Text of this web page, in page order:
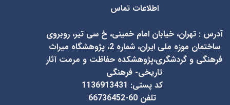
اطلاعات تماس
آدرس : تهران، خیابان امام خمینی، خ سی تیر، روبروی
ساختمان موزه ملی ایران، شماره 2، پژوهشگاه میراث
فرهنگی و گردشگری،پژوهشکده حفاظت و مرمت آثار
تاریخی- فرهنگی
کد پستی: 1136913431
تلفن 60-66736452